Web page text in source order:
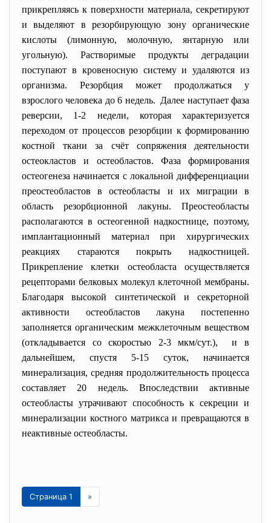
прикрепляясь к поверхности материала, секретируют
и выделяют в резорбирующую зону органические
кислоты (лимонную, молочную, янтарную или
угольную). Растворимые продукты деградации
поступают в кровеносную систему и удаляются из
организма. Резорбция может продолжаться у
взрослого человека до 6 недель. Далее наступает фаза
реверсии, 1-2 недели, которая характеризуется
переходом от процессов резорбции к формированию
костной ткани за счёт сопряжения деятельности
остеокластов и остеобластов. Фаза формирования
остеогенеза начинается с локальной дифференциации
преостеобластов в остеобласты и их миграции в
область резорбционной лакуны. Преостеобласты
располагаются в остеогенной надкостнице, поэтому,
имплантационный материал при хирургических
реакциях стараются покрыть надкостницей.
Прикрепление клетки остеобласта осуществляется
рецепторами белковых молекул клеточной мембраны.
Благодаря высокой синтетической и секреторной
активности остеобластов лакуна постепенно
заполняется органическим межклеточным веществом
(откладывается со скоростью 2-3 мкм/сут.), и в
дальнейшем, спустя 5-15 суток, начинается
минерализация, средняя продолжительность процесса
составляет 20 недель. Впоследствии активные
остеобласты утрачивают способность к секреции и
минерализации костного матрикса и превращаются в
неактивные остеобласты.
Страница 1 »